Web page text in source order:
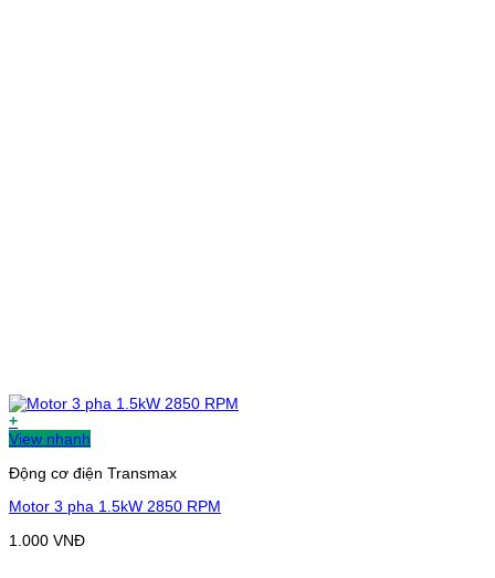
+
View nhanh
Động cơ điện Transmax
Motor 3 pha 1.5kW 2850 RPM
1.000 VNĐ